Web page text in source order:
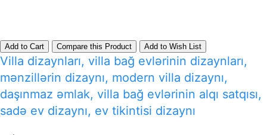
Add to Cart Compare this Product Add to Wish List
Villa dizaynları, villa bağ evlərinin dizaynları,
mənzillərin dizaynı, modern villa dizaynı,
daşınmaz əmlak, villa bağ evlərinin alqı satqısı,
sadə ev dizaynı, ev tikintisi dizaynı